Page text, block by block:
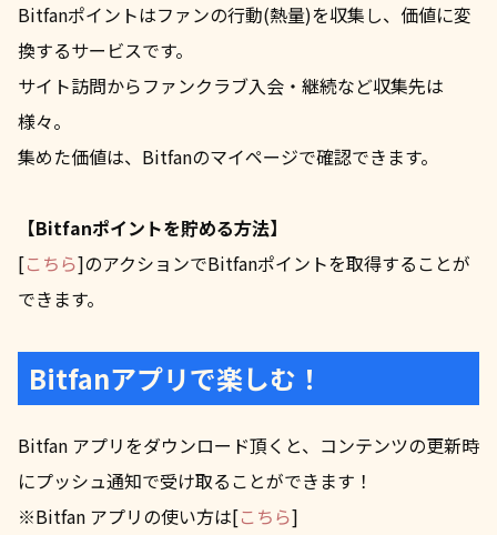
Bitfanポイントはファンの行動(熱量)を収集し、価値に変
換するサービスです。
サイト訪問からファンクラブ入会・継続など収集先は
様々。
集めた価値は、Bitfanのマイページで確認できます。
【Bitfanポイントを貯める方法】
[こちら]のアクションでBitfanポイントを取得することが
できます。
Bitfanアプリで楽しむ！
Bitfan アプリをダウンロード頂くと、コンテンツの更新時
にプッシュ通知で受け取ることができます！
※Bitfan アプリの使い方は[こちら]